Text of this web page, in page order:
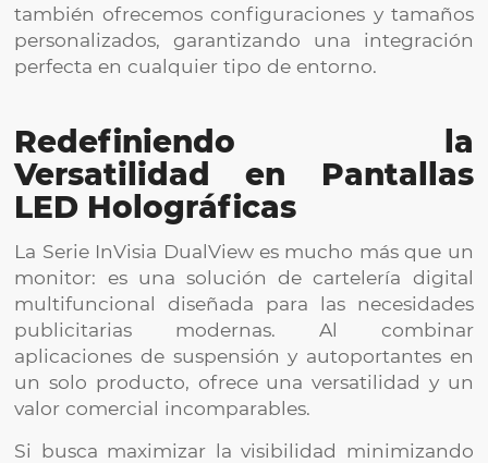
también ofrecemos configuraciones y tamaños
personalizados, garantizando una integración
perfecta en cualquier tipo de entorno.
Redefiniendo la
Versatilidad en Pantallas
LED Holográficas
La Serie InVisia DualView es mucho más que un
monitor: es una solución de cartelería digital
multifuncional diseñada para las necesidades
publicitarias modernas. Al combinar
aplicaciones de suspensión y autoportantes en
un solo producto, ofrece una versatilidad y un
valor comercial incomparables.
Si busca maximizar la visibilidad minimizando